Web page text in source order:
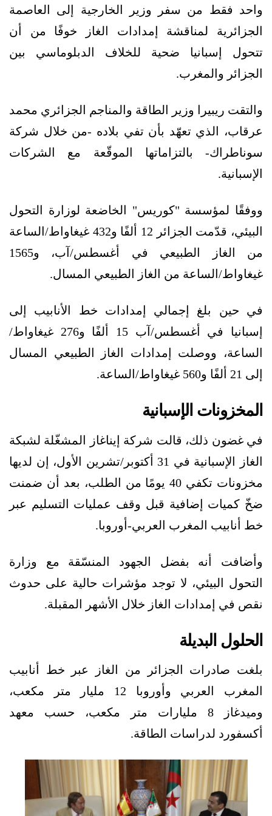
واحد فقط من سفر وزير الخارجية إلى العاصمة
الجزائرية لمناقشة إمدادات الغاز خوفًا من أن
تتحول إسبانيا ضحية للخلاف الدبلوماسي بين
الجزائر والمغرب.
والتقت ريبيرا وزير الطاقة والمناجم الجزائري محمد
عرقاب، الذي تعهّد بأن تفي بلاده -من خلال شركة
سوناطراك- بالتزاماتها الموقّعة مع الشركات
الإسبانية.
ووفقًا لمؤسسة "كوريس" الخاضعة لوزارة التحول
البيئي، قدّمت الجزائر 12 ألفًا و432 غيغاواط/الساعة
من الغاز الطبيعي في أغسطس/آب، و1565
غيغاواط/الساعة من الغاز الطبيعي المسال.
في حين بلغ إجمالي إمدادات خط الأنابيب إلى
إسبانيا في أغسطس/آب 15 ألفًا و276 غيغاواط/
الساعة، ووصلت إمدادات الغاز الطبيعي المسال
إلى 21 ألفًا و560 غيغاواط/الساعة.
المخزونات الإسبانية
في غضون ذلك، قالت شركة إيناغاز المشغّلة لشبكة
الغاز الإسبانية في 31 أكتوبر/تشرين الأول، إن لديها
مخزونات تكفي 40 يومًا من الطلب، بعد أن ضمنت
ضخّ كميات إضافية قبل وقف عمليات التسليم عبر
خط أنابيب المغرب العربي-أوروبا.
وأضافت أنه بفضل الجهود المنسّقة مع وزارة
التحول البيئي، لا توجد مؤشرات حالية على حدوث
نقص في إمدادات الغاز خلال الأشهر المقبلة.
الحلول البديلة
بلغت صادرات الجزائر من الغاز عبر خط أنابيب
المغرب العربي وأوروبا 12 مليار متر مكعب،
وميدغاز 8 مليارات متر مكعب، حسب معهد
أكسفورد لدراسات الطاقة.